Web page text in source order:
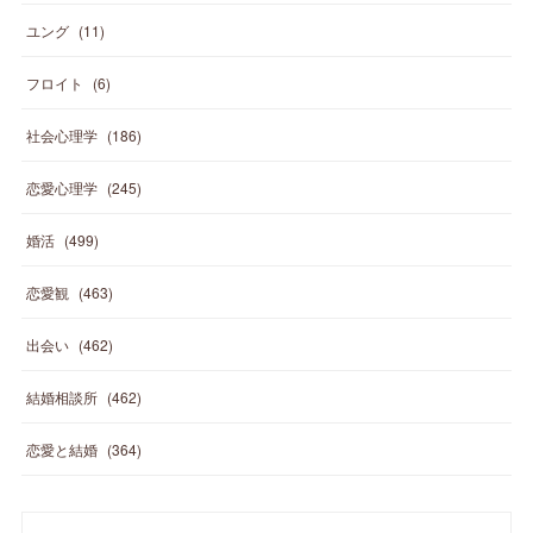
ユング (11)
フロイト (6)
社会心理学 (186)
恋愛心理学 (245)
婚活 (499)
恋愛観 (463)
出会い (462)
結婚相談所 (462)
恋愛と結婚 (364)